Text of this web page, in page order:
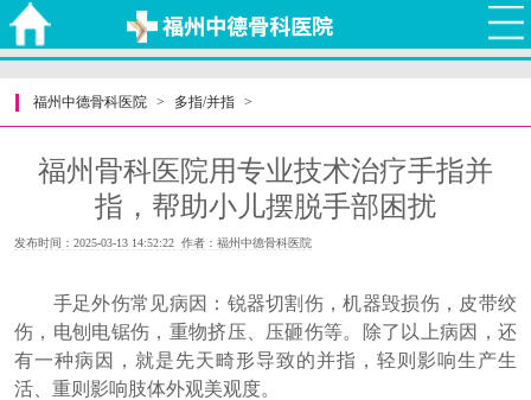
福州中德骨科医院 > 多指/并指 >
福州骨科医院用专业技术治疗手指并
指，帮助小儿摆脱手部困扰
发布时间：2025-03-13 14:52:22 作者：福州中德骨科医院
手足外伤常见病因：锐器切割伤，机器毁损伤，皮带绞
伤，电刨电锯伤，重物挤压、压砸伤等。除了以上病因，还
有一种病因，就是先天畸形导致的并指，轻则影响生产生
活、重则影响肢体外观美观度。